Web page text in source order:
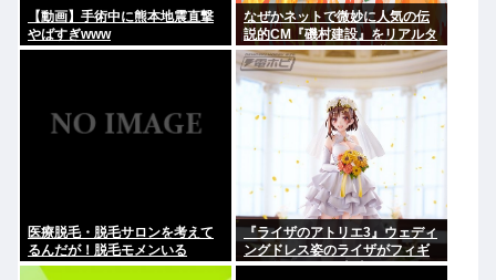
【動画】手術中に熊本地震直撃
やばすぎwww
なぜかネットで微妙に人気の伝
説的CM『磯村建設』をリアルタ
イムで見たことあるお爺さんモ
メンは存在するのか？
医療脱毛・脱毛サロンを考えて
るんだが！脱毛モメンいる
か？？
『ライザのアトリエ3』ウェディ
ングドレス姿のライザがフィギ
ュア化キタ───(ﾟ∀ﾟ)───!!!!!